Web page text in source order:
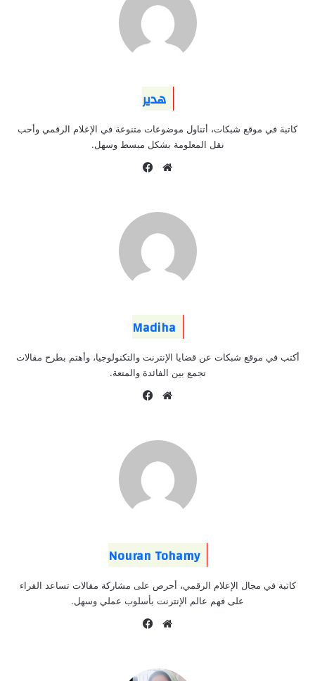
هدير
كاتبة في موقع شبكات، أتناول موضوعات متنوعة في الإعلام الرقمي وأحب
نقل المعلومة بشكل مبسط وسهل.
موقع
Madiha
أكتب في موقع شبكات عن قضايا الإنترنت والتكنولوجيا، وأهتم بطرح مقالات
تجمع بين الفائدة والمتعة.
موقع
Nouran Tohamy
كاتبة في مجال الإعلام الرقمي، أحرص على مشاركة مقالات تساعد القراء
على فهم عالم الإنترنت بأسلوب عملي وسهل.
موقع